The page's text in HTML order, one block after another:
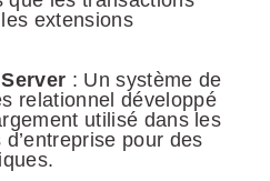
extensions
: Un système de
relationnel développé
utilisé dans les
pour des